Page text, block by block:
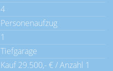
4
Personenaufzug
1
Tiefgarage
Kauf 29.500,- € / Anzahl 1